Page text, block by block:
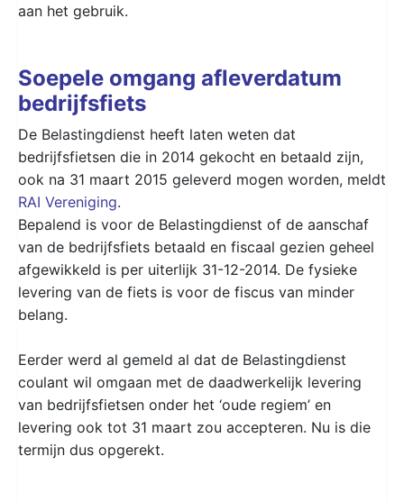
aan het gebruik.
Soepele omgang afleverdatum
bedrijfsfiets
De Belastingdienst heeft laten weten dat
bedrijfsfietsen die in 2014 gekocht en betaald zijn,
ook na 31 maart 2015 geleverd mogen worden, meldt
RAI Vereniging.
Bepalend is voor de Belastingdienst of de aanschaf
van de bedrijfsfiets betaald en fiscaal gezien geheel
afgewikkeld is per uiterlijk 31-12-2014. De fysieke
levering van de fiets is voor de fiscus van minder
belang.
Eerder werd al gemeld al dat de Belastingdienst
coulant wil omgaan met de daadwerkelijk levering
van bedrijfsfietsen onder het ‘oude regiem’ en
levering ook tot 31 maart zou accepteren. Nu is die
termijn dus opgerekt.